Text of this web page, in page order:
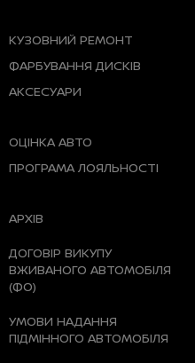
КУЗОВНИЙ РЕМОНТ
ФАРБУВАННЯ ДИСКІВ
АКСЕСУАРИ
ОЦІНКА АВТО
ПРОГРАМА ЛОЯЛЬНОСТІ
АРХІВ
ДОГОВІР ВИКУПУ
ВЖИВАНОГО АВТОМОБІЛЯ
(ФО)
УМОВИ НАДАННЯ
ПІДМІННОГО АВТОМОБІЛЯ